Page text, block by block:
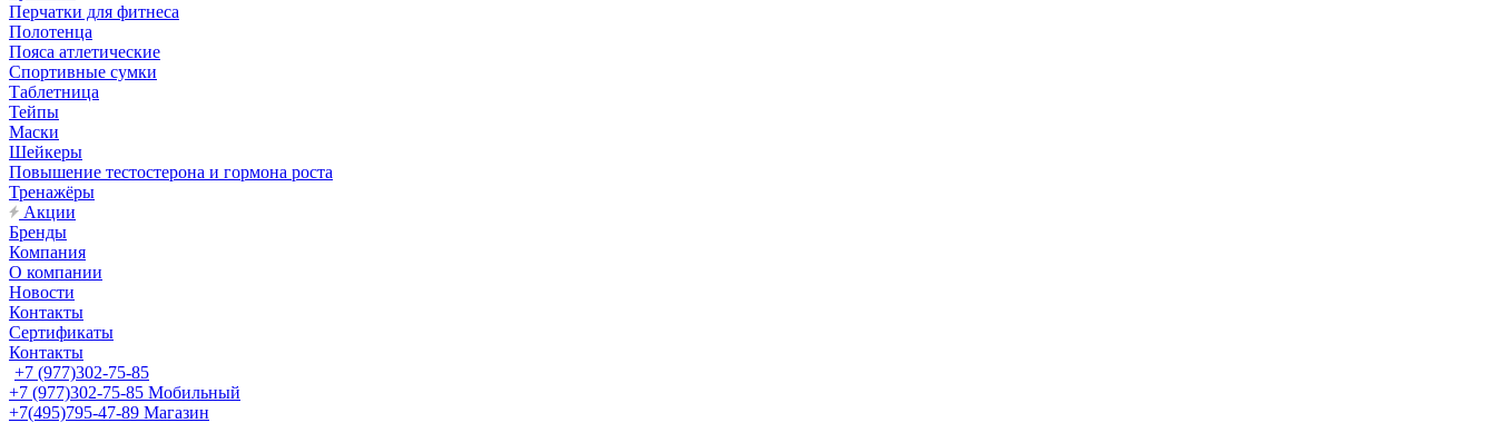
Перчатки для фитнеса
Полотенца
Пояса атлетические
Спортивные сумки
Таблетница
Тейпы
Маски
Шейкеры
Повышение тестостерона и гормона роста
Тренажёры
Акции
Бренды
Компания
О компании
Новости
Контакты
Сертификаты
Контакты
+7 (977)302-75-85
+7 (977)302-75-85 Мобильный
+7(495)795-47-89 Магазин